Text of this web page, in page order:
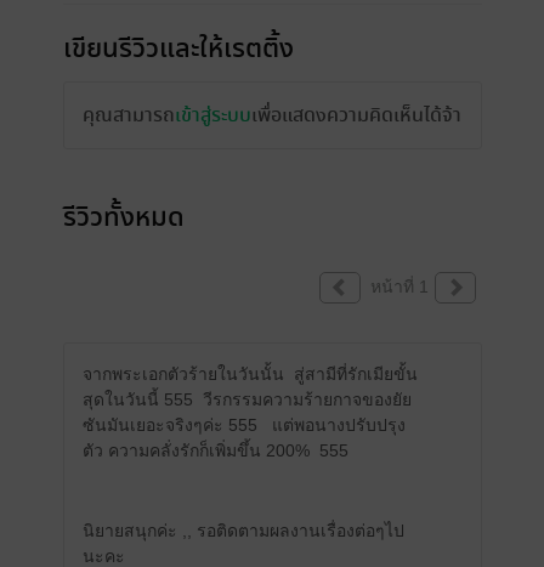
เขียนรีวิวและให้เรตติ้ง
คุณสามารถเข้าสู่ระบบเพื่อแสดงความคิดเห็นได้จ้า
รีวิวทั้งหมด
หน้าที่ 1
จากพระเอกตัวร้ายในวันนั้น สู่สามีที่รักเมียขั้น
สุดในวันนี้ 555 วีรกรรมความร้ายกาจของยัย
ซันมันเยอะจริงๆค่ะ 555 แต่พอนางปรับปรุง
ตัว ความคลั่งรักก็เพิ่มขึ้น 200% 555
นิยายสนุกค่ะ ,, รอติดตามผลงานเรื่องต่อๆไป
นะคะ